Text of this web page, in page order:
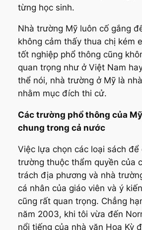
từng học sinh.
Nhà trường Mỹ luôn cố gắng
không cảm thấy thua chị kém
tốt nghiệp phổ thông cũng
quan trọng như ở Việt Nam
thể nói, nhà trường ở Mỹ là
nhằm mục đích thi cử.
Các trường phổ thông của
chung trong cả nước
Việc lựa chọn các loại sách để
trường thuộc thẩm quyền của
trách địa phương và nhà
cá nhân của giáo viên và ý
cũng rất quan trọng. Chẳng
năm 2003, khi tôi vừa đến
nổi tiếng của nhà văn Hoa Kỳ